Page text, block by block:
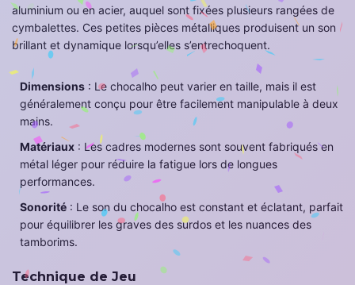
aluminium ou en acier, auquel sont fixées plusieurs rangées de
cymbalettes. Ces petites pièces métalliques produisent un son
brillant et dynamique lorsqu’elles s’entrechoquent.
Dimensions : Le chocalho peut varier en taille, mais il est
généralement conçu pour être facilement manipulable à deux
mains.
Matériaux : Les cadres modernes sont souvent fabriqués en
métal léger pour réduire la fatigue lors de longues
performances.
Sonorité : Le son du chocalho est constant et éclatant, parfait
pour équilibrer les graves des surdos et les nuances des
tamborims.
Technique de Jeu